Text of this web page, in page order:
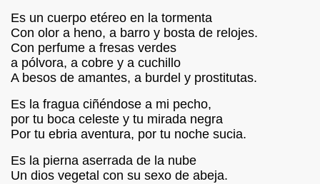
Es un cuerpo etéreo en la tormenta
Con olor a heno, a barro y bosta de relojes.
Con perfume a fresas verdes
a pólvora, a cobre y a cuchillo
A besos de amantes, a burdel y prostitutas.
Es la fragua ciñéndose a mi pecho,
por tu boca celeste y tu mirada negra
Por tu ebria aventura, por tu noche sucia.
Es la pierna aserrada de la nube
Un dios vegetal con su sexo de abeja.
: Las Voces del Silencio
:Buenos Aires y un amor Ausente
:Gipsy King
Gipsy King